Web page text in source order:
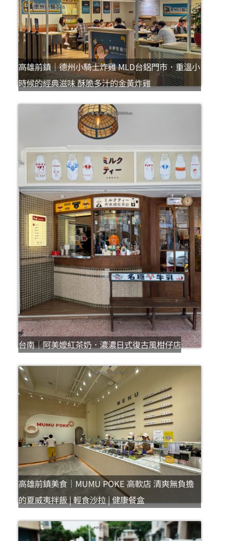
高雄前鎮｜德州小騎士炸雞 MLD台鋁門市．重溫小
時候的經典滋味 酥脆多汁的金黃炸雞
台南｜阿美嬤紅茶奶．濃濃日式復古風柑仔店
高雄前鎮美食｜MUMU POKE 高軟店 清爽無負擔
的夏威夷拌飯 | 輕食沙拉 | 健康餐盒